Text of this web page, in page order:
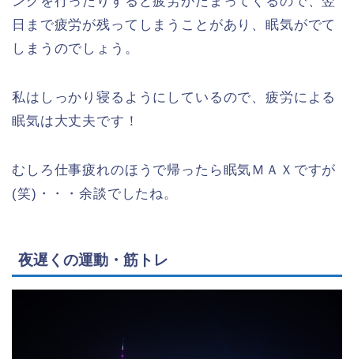
日まで疲労が残ってしまうことがあり、眠気がでて
しまうのでしょう。
私はしっかり寝るようにしているので、疲労による
眠気は大丈夫です！
むしろ仕事疲れのほうで帰ったら眠気ＭＡＸですが
(笑)・・・余談でしたね。
夜遅くの運動・筋トレ